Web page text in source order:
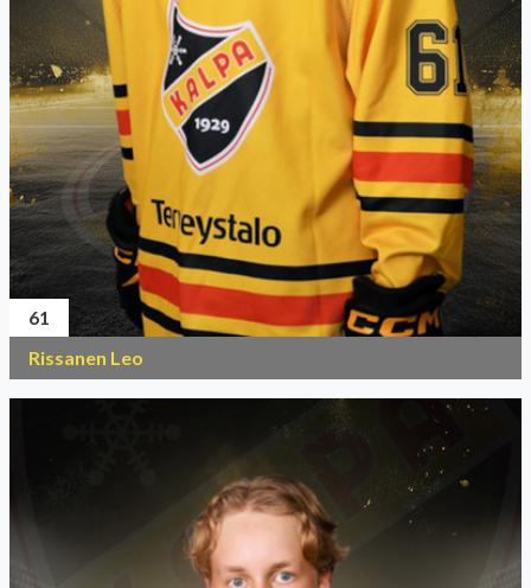
61
Rissanen Leo